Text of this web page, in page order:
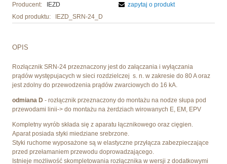
Producent:
IEZD
Kod produktu:
IEZD_SRN-24_D
zapytaj o produkt
OPIS
Rozłącznik SRN-24 przeznaczony jest do załączania i wyłączania
prądów występujacych w sieci rozdzielczej s. n. w zakresie do 80 A oraz
jest zdolny do przewodzenia prądów zwarciowych do 16 kA.
odmiana D - rozłącznik przeznaczony do montażu na nodze słupa pod
przewodami linii-> do montażu na żerdziach wirowanych E, EM, EPV
Kompletny wyrób składa się z aparatu łącznikowego oraz cięgien.
Aparat posiada styki miedziane srebrzone.
Styki ruchome wyposażone są w elastyczne przyłącza zabezpieczające
przed przełamaniem przewodu doprowadzającego.
Istnieje możliwość skompletowania rozłącznika w wersji z dodatkowymi